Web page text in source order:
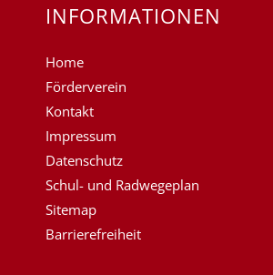
INFORMATIONEN
Home
Förderverein
Kontakt
Impressum
Datenschutz
Schul- und Radwegeplan
Sitemap
Barrierefreiheit